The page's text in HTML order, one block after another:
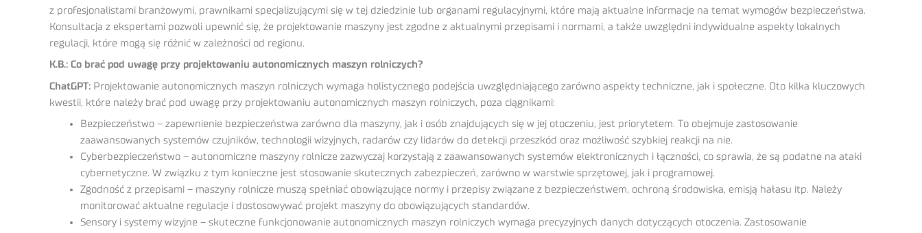
z profesjonalistami branżowymi, prawnikami specjalizującymi się w tej dziedzinie lub organami regulacyjnymi, które mają aktualne informacje na temat wymogów bezpieczeństwa.
Konsultacja z ekspertami pozwoli upewnić się, że projektowanie maszyny jest zgodne z aktualnymi przepisami i normami, a także uwzględni indywidualne aspekty lokalnych
regulacji, które mogą się różnić w zależności od regionu.
K.B.: Co brać pod uwagę przy projektowaniu autonomicznych maszyn rolniczych?
ChatGPT: Projektowanie autonomicznych maszyn rolniczych wymaga holistycznego podejścia uwzględniającego zarówno aspekty techniczne, jak i społeczne. Oto kilka kluczowych
kwestii, które należy brać pod uwagę przy projektowaniu autonomicznych maszyn rolniczych, poza ciągnikami:
Bezpieczeństwo – zapewnienie bezpieczeństwa zarówno dla maszyny, jak i osób znajdujących się w jej otoczeniu, jest priorytetem. To obejmuje zastosowanie
zaawansowanych systemów czujników, technologii wizyjnych, radarów czy lidarów do detekcji przeszkód oraz możliwość szybkiej reakcji na nie.
Cyberbezpieczeństwo – autonomiczne maszyny rolnicze zazwyczaj korzystają z zaawansowanych systemów elektronicznych i łączności, co sprawia, że są podatne na ataki
cybernetyczne. W związku z tym konieczne jest stosowanie skutecznych zabezpieczeń, zarówno w warstwie sprzętowej, jak i programowej.
Zgodność z przepisami – maszyny rolnicze muszą spełniać obowiązujące normy i przepisy związane z bezpieczeństwem, ochroną środowiska, emisją hałasu itp. Należy
monitorować aktualne regulacje i dostosowywać projekt maszyny do obowiązujących standardów.
Sensory i systemy wizyjne – skuteczne funkcjonowanie autonomicznych maszyn rolniczych wymaga precyzyjnych danych dotyczących otoczenia. Zastosowanie